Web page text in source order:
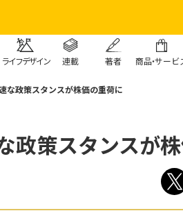
ライフデザイン 連載 著者 商品・サービ
な政策スタンスが株価の重荷に
政策スタンスが